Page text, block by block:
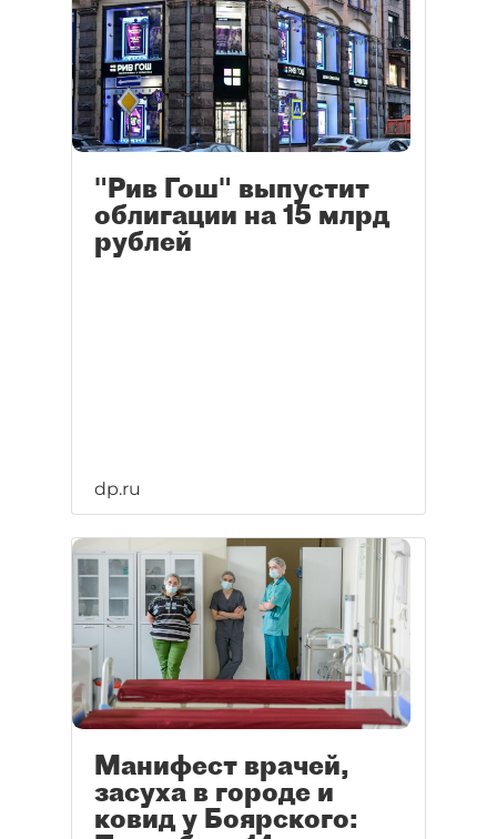
"Рив Гош" выпустит
облигации на 15 млрд
рублей
dp.ru
Манифест врачей,
засуха в городе и
ковид у Боярского: